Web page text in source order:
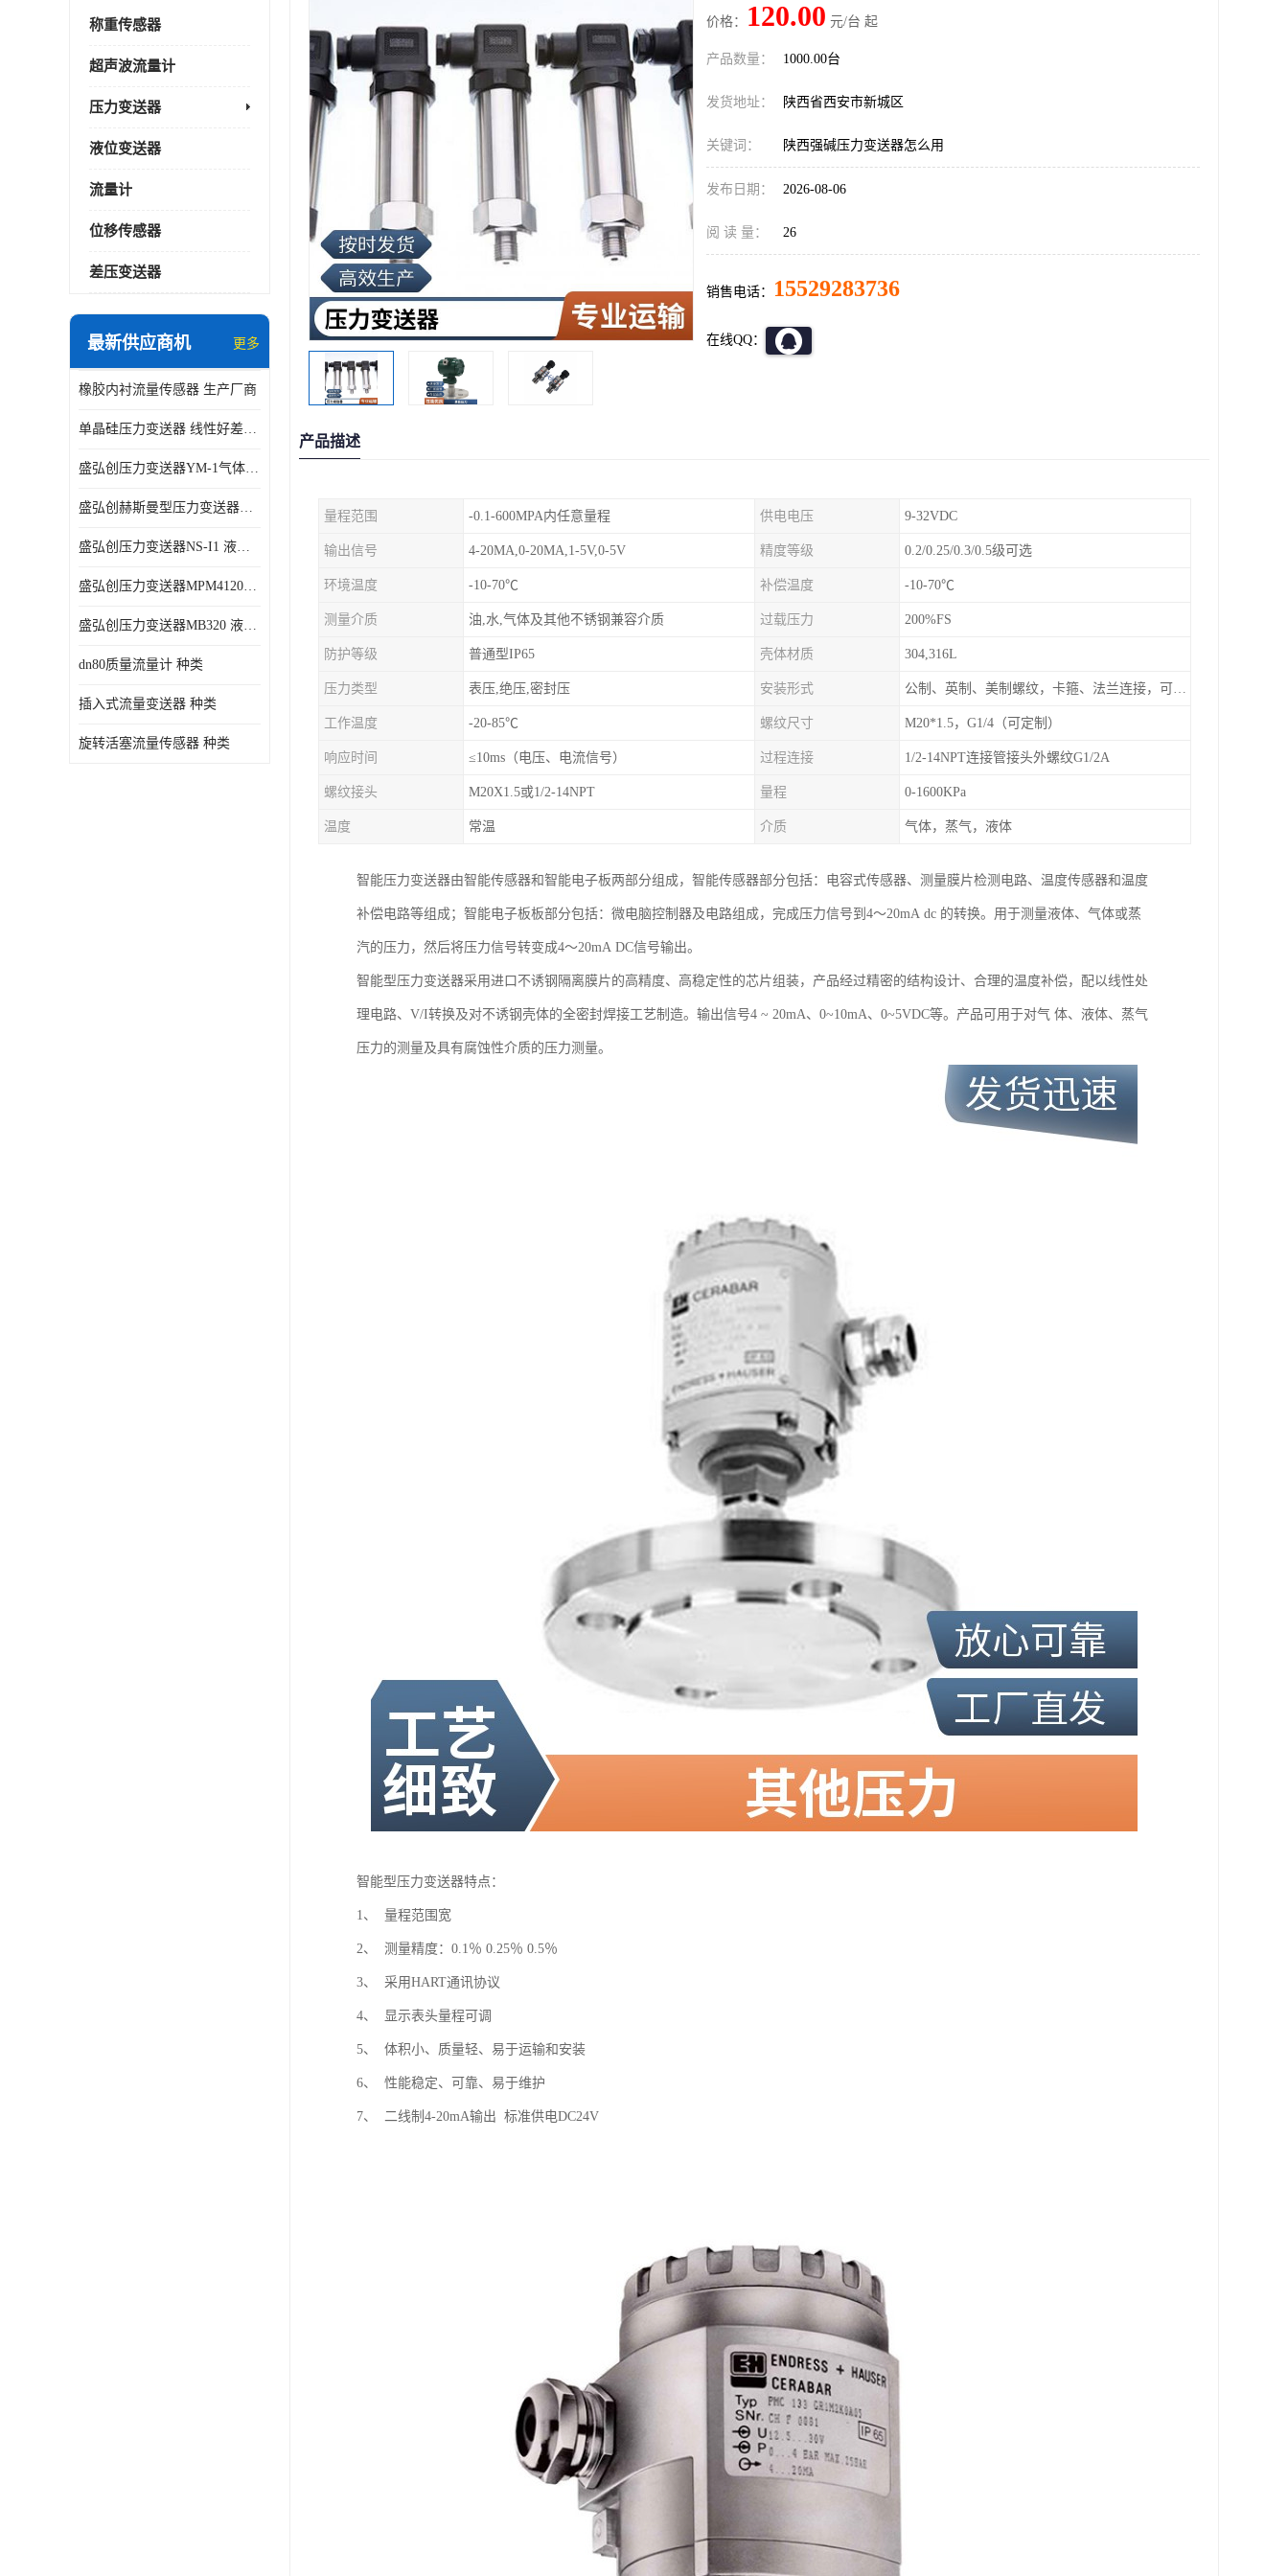
称重传感器
超声波流量计
压力变送器
液位变送器
流量计
位移传感器
差压变送器
最新供应商机 更多
橡胶内衬流量传感器 生产厂商
单晶硅压力变送器 线性好差压变送器
盛弘创压力变送器YM-1气体压力传感器负压计
盛弘创赫斯曼型压力变送器HG200 液体压力传感器负压计
盛弘创压力变送器NS-I1 液体压力传感器负压计
盛弘创压力变送器MPM4120C 液体压力传感器负压计
盛弘创压力变送器MB320 液体压力传感器负压计
dn80质量流量计 种类
插入式流量变送器 种类
旋转活塞流量传感器 种类
价格： 120.00 元/台 起
产品数量： 1000.00台
发货地址： 陕西省西安市新城区
关键词： 陕西强碱压力变送器怎么用
发布日期： 2026-08-06
阅 读 量： 26
销售电话： 15529283736
在线QQ：
产品描述
量程范围 -0.1-600MPA内任意量程 供电电压 9-32VDC
输出信号 4-20MA,0-20MA,1-5V,0-5V 精度等级 0.2/0.25/0.3/0.5级可选
环境温度 -10-70℃ 补偿温度 -10-70℃
测量介质 油,水,气体及其他不锈钢兼容介质 过载压力 200%FS
防护等级 普通型IP65 壳体材质 304,316L
压力类型 表压,绝压,密封压 安装形式 公制、英制、美制螺纹，卡箍、法兰连接，可定制
工作温度 -20-85℃ 螺纹尺寸 M20*1.5，G1/4（可定制）
响应时间 ≤10ms（电压、电流信号） 过程连接 1/2-14NPT连接管接头外螺纹G1/2A
螺纹接头 M20X1.5或1/2-14NPT 量程 0-1600KPa
温度 常温 介质 气体，蒸气，液体
智能压力变送器由智能传感器和智能电子板两部分组成，智能传感器部分包括：电容式传感器、测量膜片检测电路、温度传感器和温度
补偿电路等组成；智能电子板板部分包括：微电脑控制器及电路组成，完成压力信号到4～20mA dc 的转换。用于测量液体、气体或蒸
汽的压力，然后将压力信号转变成4～20mA DC信号输出。
智能型压力变送器采用进口不诱钢隔离膜片的高精度、高稳定性的芯片组装，产品经过精密的结构设计、合理的温度补偿，配以线性处
理电路、V/I转换及对不诱钢壳体的全密封焊接工艺制造。输出信号4 ~ 20mA、0~10mA、0~5VDC等。产品可用于对气 体、液体、蒸气
压力的测量及具有腐蚀性介质的压力测量。
智能型压力变送器特点：
1、 量程范围宽
2、 测量精度：0.1％ 0.25％ 0.5％
3、 采用HART通讯协议
4、 显示表头量程可调
5、 体积小、质量轻、易于运输和安装
6、 性能稳定、可靠、易于维护
7、 二线制4-20mA输出 标准供电DC24V